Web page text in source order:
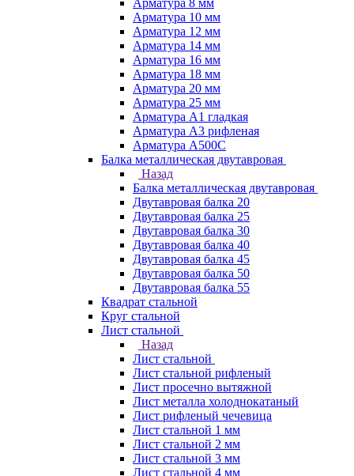
Арматура 8 мм
Арматура 10 мм
Арматура 12 мм
Арматура 14 мм
Арматура 16 мм
Арматура 18 мм
Арматура 20 мм
Арматура 25 мм
Арматура А1 гладкая
Арматура А3 рифленая
Арматура А500С
Балка металлическая двутавровая
Назад
Балка металлическая двутавровая
Двутавровая балка 20
Двутавровая балка 25
Двутавровая балка 30
Двутавровая балка 40
Двутавровая балка 45
Двутавровая балка 50
Двутавровая балка 55
Квадрат стальной
Круг стальной
Лист стальной
Назад
Лист стальной
Лист стальной рифленый
Лист просечно вытяжной
Лист металла холоднокатаный
Лист рифленый чечевица
Лист стальной 1 мм
Лист стальной 2 мм
Лист стальной 3 мм
Лист стальной 4 мм